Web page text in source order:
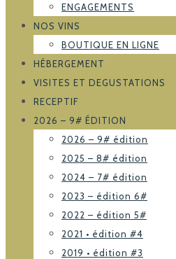
ENGAGEMENTS
NOS VINS
BOUTIQUE EN LIGNE
HÉBERGEMENT
VISITES ET DEGUSTATIONS
RECEPTIF
2026 – 9# ÉDITION
2026 – 9# édition
2025 – 8# édition
2024 – 7# édition
2023 – édition 6#
2022 – édition 5#
2021 • édition #4
2019 • édition #3